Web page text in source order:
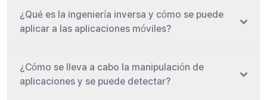
¿Qué es la ingeniería inversa y cómo se puede
aplicar a las aplicaciones móviles?
¿Cómo se lleva a cabo la manipulación de
aplicaciones y se puede detectar?